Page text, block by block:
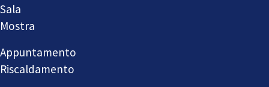
Sala
Mostra
Appuntamento
Riscaldamento